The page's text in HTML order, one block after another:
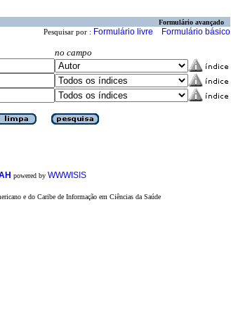
Formulário avançado
Pesquisar por : Formulário livre Formulário básico
no campo
powered by WWWISIS
e do Caribe de Informação em Ciências da Saúde